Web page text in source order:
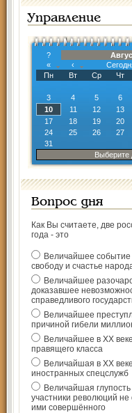
Управление
?
«
‹
Пн
Вт Ср Чт
3
4 5 6
10
11 12 13
17
18 19 20
24
25 26 27
31
Выберите
Вопрос дня
Как Вы считаете, две
года - это
Величайшее
свободу и счастье
Величайшее
доказавшее
справедливого
Величайшее
причиной гибели
Величайшее в ХХ
правящего класса
Величайшая в ХХ
иностранных спецслужб
Величайшая
участники революций не
ими совершённого